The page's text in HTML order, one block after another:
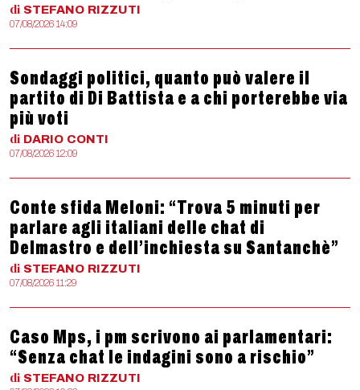
di STEFANO RIZZUTI
07/08/2026 14:09
Sondaggi politici, quanto può valere il
partito di Di Battista e a chi porterebbe via
più voti
di DARIO CONTI
07/08/2026 12:09
Conte sfida Meloni: “Trova 5 minuti per
parlare agli italiani delle chat di
Delmastro e dell’inchiesta su Santanchè”
di STEFANO RIZZUTI
07/08/2026 11:29
Caso Mps, i pm scrivono ai parlamentari:
“Senza chat le indagini sono a rischio”
di STEFANO RIZZUTI